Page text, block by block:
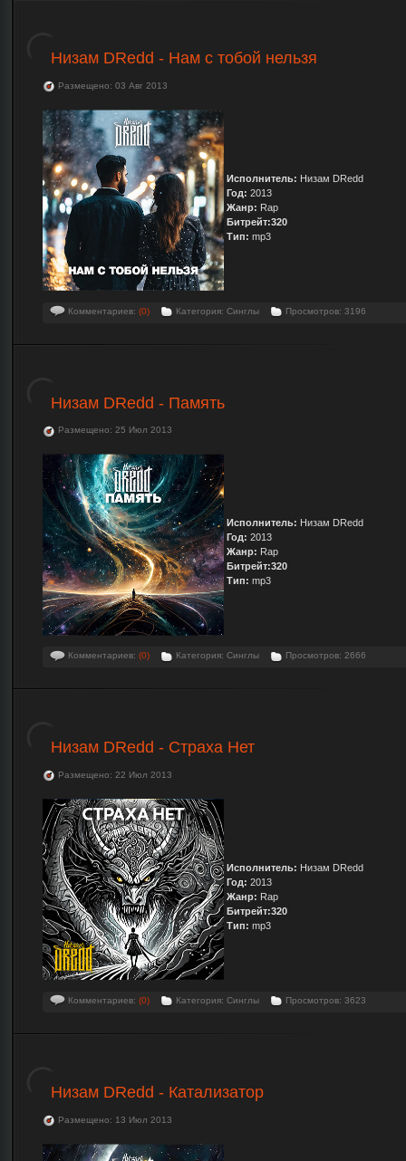
Низам DRedd - Нам с тобой нельзя
Размещено: 03 Авг 2013
Исполнитель: Низам DRedd
Год: 2013
Жанр: Rap
Битрейт:320
Тип: mp3
Комментариев: (0) Категория: Синглы Просмотров: 3196
Низам DRedd - Память
Размещено: 25 Июл 2013
Исполнитель: Низам DRedd
Год: 2013
Жанр: Rap
Битрейт:320
Тип: mp3
Комментариев: (0) Категория: Синглы Просмотров: 2666
Низам DRedd - Страха Нет
Размещено: 22 Июл 2013
Исполнитель: Низам DRedd
Год: 2013
Жанр: Rap
Битрейт:320
Тип: mp3
Комментариев: (0) Категория: Синглы Просмотров: 3623
Низам DRedd - Катализатор
Размещено: 13 Июл 2013